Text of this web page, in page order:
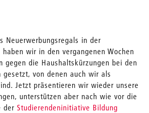
Neuerwerbungsregals in der
wir in den vergangenen Wochen
gegen die Haushaltskürzungen bei den
gesetzt, von denen auch wir als
Jetzt präsentieren wir wieder unsere
unterstützen aber nach wie vor die
der Studierendeninitiative Bildung